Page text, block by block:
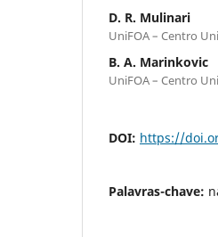
D. R. Mulinari
UniFOA – Centro
B. A. Marinkovic
UniFOA – Centro
DOI: https://
Palavras-chave: